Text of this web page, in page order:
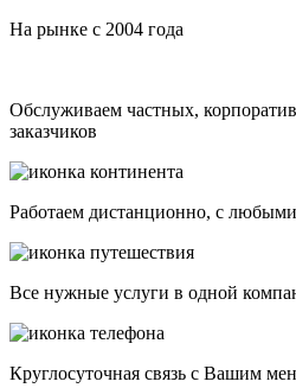
На рынке с 2004 года
Обслуживаем частных,
заказчиков
Работаем дистанционно, с
Все нужные услуги в одной
Круглосуточная связь с Вашим